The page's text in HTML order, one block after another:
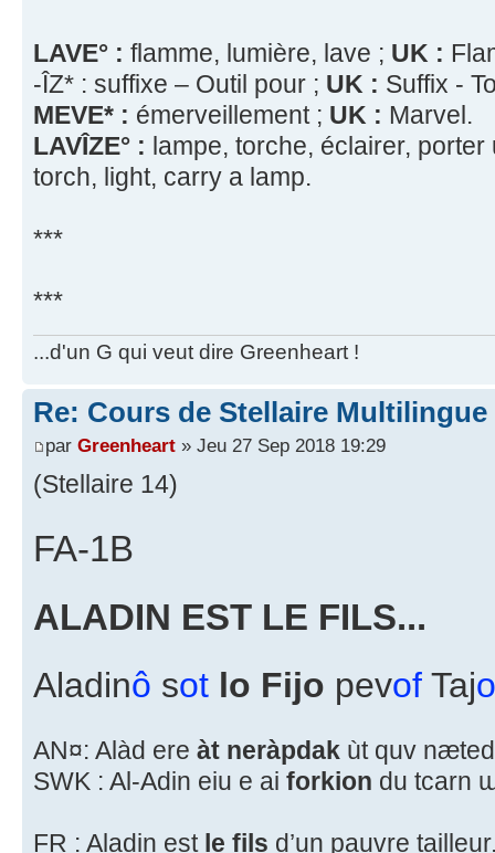
LAVE° : flamme, lumière, lave ; UK :
-ÎZ* : suffixe – Outil pour ; UK : Suffix -
MEVE* : émerveillement ; UK : Marvel.
LAVÎZE° : lampe, torche, éclairer,
torch, light, carry a lamp.
***
***
...d'un G qui veut dire Greenheart !
Re: Cours de Stellaire
par Greenheart » Jeu 27 Sep 2018 19:29
(Stellaire 14)
FA-1B
ALADIN EST LE FILS...
Aladinô sot lo Fijo pevof Tajo
AN¤: Alàd ere àt neràpdak ùt quv
SWK : Al-Adin eiu e ai forkion du tcarn
FR : Aladin est le fils d’un pauvre